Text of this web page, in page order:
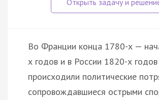
Во Франции конца 1780-х —
х годов и в России 1820-х годов
происходили политические
сопровождавшиеся острыми